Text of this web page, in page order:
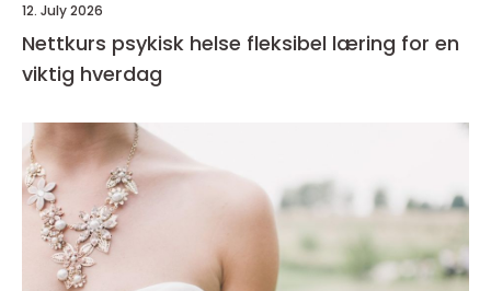
12. July 2026
Nettkurs psykisk helse fleksibel læring for en
viktig hverdag